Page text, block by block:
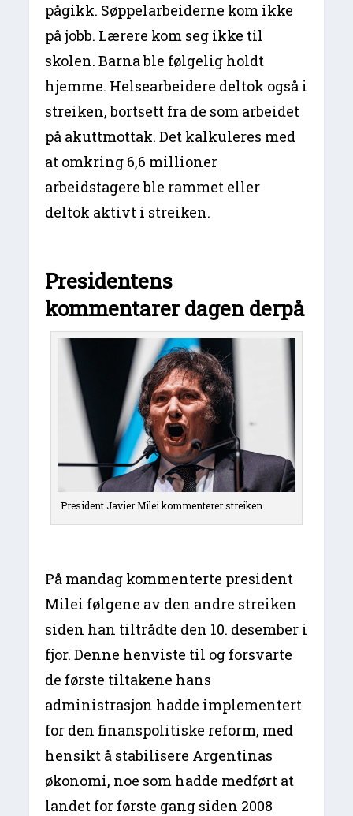
pågikk. Søppelarbeiderne kom ikke
på jobb. Lærere kom seg ikke til
skolen. Barna ble følgelig holdt
hjemme. Helsearbeidere deltok også i
streiken, bortsett fra de som arbeidet
på akuttmottak. Det kalkuleres med
at omkring 6,6 millioner
arbeidstagere ble rammet eller
deltok aktivt i streiken.
Presidentens
kommentarer dagen derpå
President Javier Milei kommenterer streiken
På mandag kommenterte president
Milei følgene av den andre streiken
siden han tiltrådte den 10. desember i
fjor. Denne henviste til og forsvarte
de første tiltakene hans
administrasjon hadde implementert
for den finanspolitiske reform, med
hensikt å stabilisere Argentinas
økonomi, noe som hadde medført at
landet for første gang siden 2008